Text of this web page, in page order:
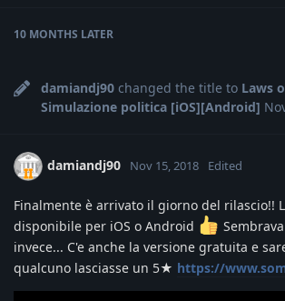
10 MONTHS LATER
damiandj90 changed the title to Laws
Simulazione politica [iOS][Android]
damiandj90 Nov 15, 2018 Edited
Finalmente è arrivato il giorno del rilascio!!
disponibile per iOS o Android
invece... C'e anche la versione gratuita e
qualcuno lasciasse un 5★ https://